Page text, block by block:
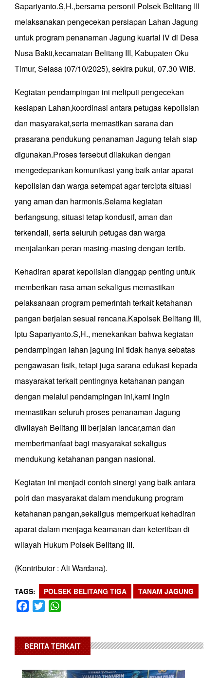
Sapariyanto.S,H.,bersama personil Polsek Belitang III
melaksanakan pengecekan persiapan Lahan Jagung
untuk program penanaman Jagung kuartal IV di Desa
Nusa Bakti,kecamatan Belitang III, Kabupaten Oku
Timur, Selasa (07/10/2025), sekira pukul, 07.30 WIB.
Kegiatan pendampingan ini meliputi pengecekan
kesiapan Lahan,koordinasi antara petugas kepolisian
dan masyarakat,serta memastikan sarana dan
prasarana pendukung penanaman Jagung telah siap
digunakan.Proses tersebut dilakukan dengan
mengedepankan komunikasi yang baik antar aparat
kepolisian dan warga setempat agar tercipta situasi
yang aman dan harmonis.Selama kegiatan
berlangsung, situasi tetap kondusif, aman dan
terkendali, serta seluruh petugas dan warga
menjalankan peran masing-masing dengan tertib.
Kehadiran aparat kepolisian dianggap penting untuk
memberikan rasa aman sekaligus memastikan
pelaksanaan program pemerintah terkait ketahanan
pangan berjalan sesuai rencana.Kapolsek Belitang III,
Iptu Sapariyanto.S,H., menekankan bahwa kegiatan
pendampingan lahan jagung ini tidak hanya sebatas
pengawasan fisik, tetapi juga sarana edukasi kepada
masyarakat terkait pentingnya ketahanan pangan
dengan melalui pendampingan ini,kami ingin
memastikan seluruh proses penanaman Jagung
diwilayah Belitang III berjalan lancar,aman dan
memberimanfaat bagi masyarakat sekaligus
mendukung ketahanan pangan nasional.
Kegiatan ini menjadi contoh sinergi yang baik antara
polri dan masyarakat dalam mendukung program
ketahanan pangan,sekaligus memperkuat kehadiran
aparat dalam menjaga keamanan dan ketertiban di
wilayah Hukum Polsek Belitang III.
(Kontributor : Ali Wardana).
TAGS POLSEK BELITANG TIGA TANAM JAGUNG
Facebook
Twitter
BERITA TERKAIT